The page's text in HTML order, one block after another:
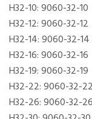
H32-10: 9060-32-10
H32-12: 9060-32-12
H32-14: 9060-32-14
H32-16: 9060-32-16
H32-19: 9060-32-19
H32-22: 9060-32-22
H32-26: 9060-32-26